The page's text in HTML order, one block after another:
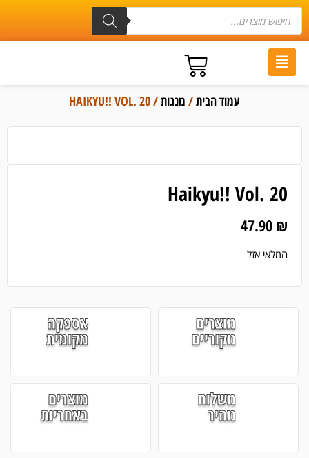
עמוד הבית/ מנגות/ HAIKYU!! VOL. 20
Haikyu!! Vol. 20
47.90 ₪
המלאי אזל
מוצרים
מקוריים
אספקה
מקומית
משלוח
מהיר
מוצרים
באחריות